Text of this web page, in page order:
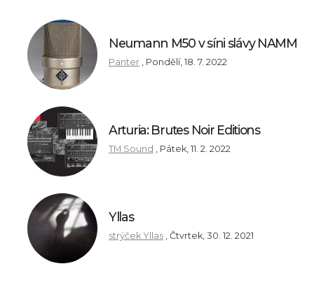
Neumann M50 v síni slávy NAMM
Panter , Pondělí, 18. 7. 2022
Arturia: Brutes Noir Editions
TM Sound , Pátek, 11. 2. 2022
Yllas
strýček Yllas , Čtvrtek, 30. 12. 2021